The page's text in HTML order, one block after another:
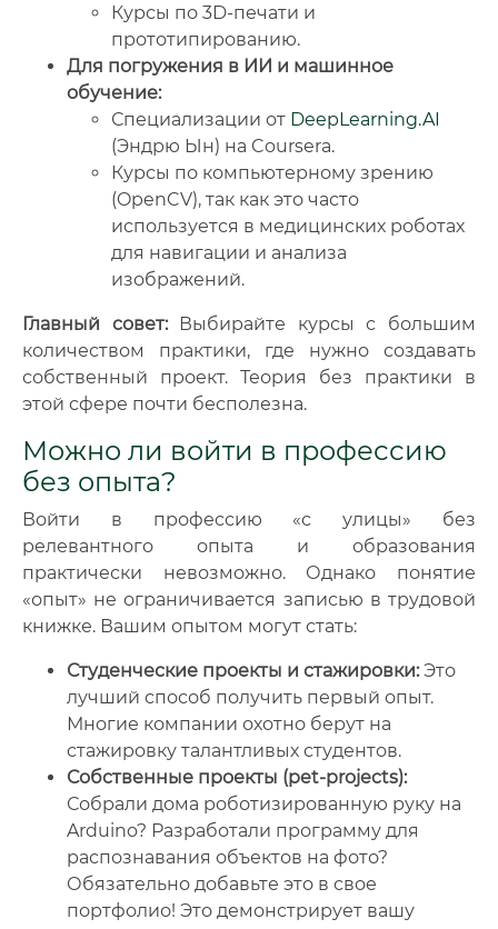
Курсы по 3D-печати и
прототипированию.
Для погружения в ИИ и машинное
обучение:
Специализации от DeepLearning.AI
(Эндрю Ын) на Coursera.
Курсы по компьютерному зрению
(OpenCV), так как это часто
используется в медицинских роботах
для навигации и анализа
изображений.
Главный совет:Выбирайте курсы с большим
количеством практики, где нужно создавать
собственный проект. Теория без практики в
этой сфере почти бесполезна.
Можно ли войти в профессию
без опыта?
Войти в профессию «с улицы» без
релевантного опыта и образования
практически невозможно. Однако понятие
«опыт» не ограничивается записью в трудовой
книжке. Вашим опытом могут стать:
Студенческие проекты и стажировки:Это
лучший способ получить первый опыт.
Многие компании охотно берут на
стажировку талантливых студентов.
Собственные проекты (pet-projects):
Собрали дома роботизированную руку на
Arduino? Разработали программу для
распознавания объектов на фото?
Обязательно добавьте это в свое
портфолио! Это демонстрирует вашу